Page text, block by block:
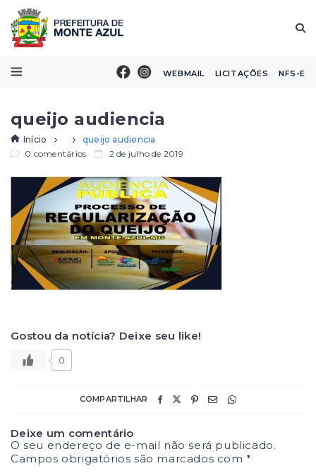
WEBMAIL LICITAÇÕES NFS-E
queijo audiencia
Início
queijo audiencia
0 comentários
2 de julho de 2019
Gostou da notícia? Deixe seu like!
0
COMPARTILHAR
Deixe um comentário
O seu endereço de e-mail não será publicado.
Campos obrigatórios são marcados com*